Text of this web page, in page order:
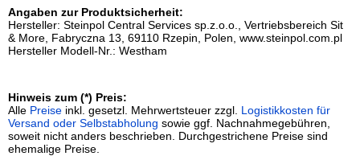
Angaben zur Produktsicherheit:
Hersteller: Steinpol Central Services sp.z.o.o., Vertriebsbereich Sit
& More, Fabryczna 13, 69110 Rzepin, Polen, www.steinpol.com.pl
Hersteller Modell-Nr.: Westham
Hinweis zum (*) Preis:
Alle Preise inkl. gesetzl. Mehrwertsteuer zzgl. Logistikkosten für
Versand oder Selbstabholung sowie ggf. Nachnahmegebühren,
soweit nicht anders beschrieben. Durchgestrichene Preise sind
ehemalige Preise.